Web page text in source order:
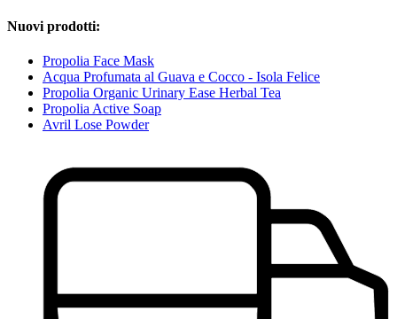
Nuovi prodotti:
Propolia Face Mask
Acqua Profumata al Guava e Cocco - Isola Felice
Propolia Organic Urinary Ease Herbal Tea
Propolia Active Soap
Avril Lose Powder